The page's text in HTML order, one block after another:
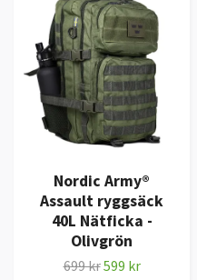
Nordic Army®
Assault ryggsäck
40L Nätficka -
Olivgrön
699 kr599 kr